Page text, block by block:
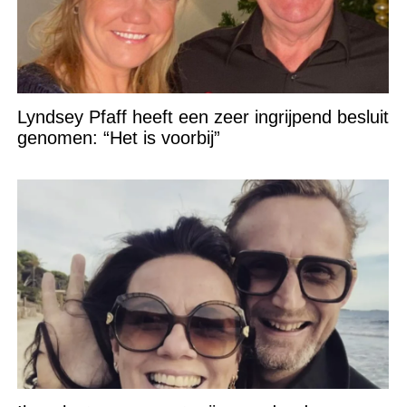
Lyndsey Pfaff heeft een zeer ingrijpend besluit
genomen: “Het is voorbij”